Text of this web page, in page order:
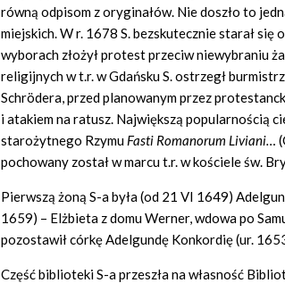
równą odpisom z oryginałów. Nie doszło to
miejskich. W r. 1678 S. bezskutecznie starał
wyborach złożył protest przeciw niewybraniu
religijnych w t.r. w Gdańsku S. ostrzegł
Schrödera, przed planowanym przez
i atakiem na ratusz. Największą popularnością
starożytnego Rzymu Fasti Romanorum Liviani…
pochowany został w marcu t.r. w kościele św.
Pierwszą żoną S-a była (od 21 VI 1649)
1659) – Elżbieta z domu Werner, wdowa po
pozostawił córkę Adelgundę Konkordię (ur.
Część biblioteki S-a przeszła na własność